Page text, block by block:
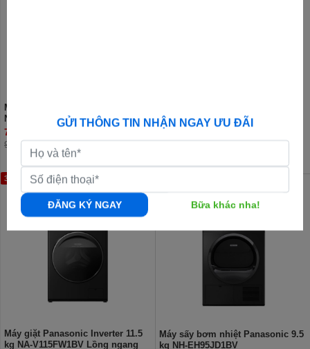
Máy giặt Panasonic Inverter 9 kg
NA-V90FA1LVT
7.790.000đ
9.890.000đ
kg NA-V115FA1LV Lồng ngang
10.550.000đ
35%
Máy giặt Panasonic Inverter 11.5
kg NA-V115FW1BV Lồng ngang
Máy sấy bơm nhiệt Panasonic 9.5
kg NH-EH95JD1BV
GỬI THÔNG TIN NHẬN NGAY ƯU ĐÃI
ĐĂNG KÝ NGAY Bữa khác nha!